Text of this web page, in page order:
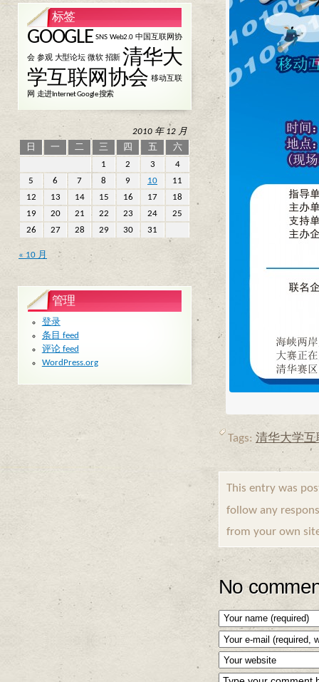
Tags: 清华大学
This entry was
follow any
from your own
No
标签
GOOGLE SNS Web2.0 中国互联网协
会 参观 大型论坛 微软 招新 清华大
学互联网协会 移动互联
网 走进Internet Google 搜索
2010 年 12 月
日
一 二 三 四 五
六
1
2 3
4
5
6 7 8 9 10
11
12
13 14 15 16 17
18
19
20 21 22 23 24
25
26
27 28 29 30 31
« 10 月
管理
登录
条目 feed
评论 feed
WordPress.org